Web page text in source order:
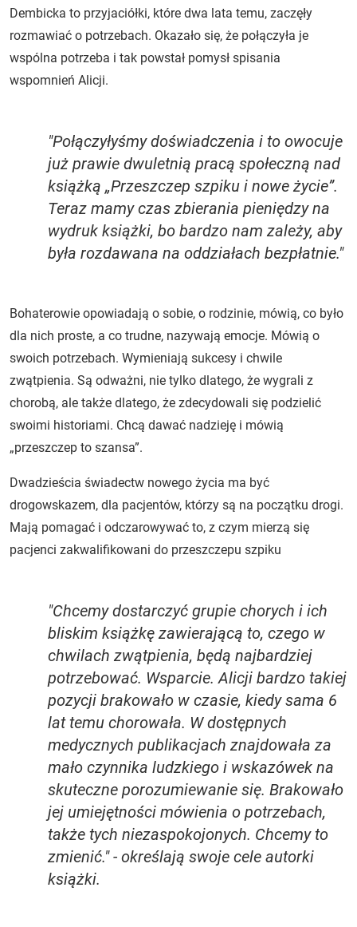
Dembicka to przyjaciółki, które dwa lata temu, zaczęły
rozmawiać o potrzebach. Okazało się, że połączyła je
wspólna potrzeba i tak powstał pomysł spisania
wspomnień Alicji.
"Połączyłyśmy doświadczenia i to owocuje
już prawie dwuletnią pracą społeczną nad
książką „Przeszczep szpiku i nowe życie”.
Teraz mamy czas zbierania pieniędzy na
wydruk książki, bo bardzo nam zależy, aby
była rozdawana na oddziałach bezpłatnie."
Bohaterowie opowiadają o sobie, o rodzinie, mówią, co było
dla nich proste, a co trudne, nazywają emocje. Mówią o
swoich potrzebach. Wymieniają sukcesy i chwile
zwątpienia. Są odważni, nie tylko dlatego, że wygrali z
chorobą, ale także dlatego, że zdecydowali się podzielić
swoimi historiami. Chcą dawać nadzieję i mówią
„przeszczep to szansa”.
Dwadzieścia świadectw nowego życia ma być
drogowskazem, dla pacjentów, którzy są na początku drogi.
Mają pomagać i odczarowywać to, z czym mierzą się
pacjenci zakwalifikowani do przeszczepu szpiku
"Chcemy dostarczyć grupie chorych i ich
bliskim książkę zawierającą to, czego w
chwilach zwątpienia, będą najbardziej
potrzebować. Wsparcie. Alicji bardzo takiej
pozycji brakowało w czasie, kiedy sama 6
lat temu chorowała. W dostępnych
medycznych publikacjach znajdowała za
mało czynnika ludzkiego i wskazówek na
skuteczne porozumiewanie się. Brakowało
jej umiejętności mówienia o potrzebach,
także tych niezaspokojonych. Chcemy to
zmienić." - określają swoje cele autorki
książki.